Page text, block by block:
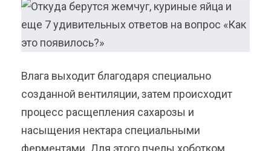
Влага выходит благодаря специально
созданной вентиляции, затем происходит
процесс расщепления сахарозы и
насыщения нектара специальными
ферментами. Для этого пчелы хоботком